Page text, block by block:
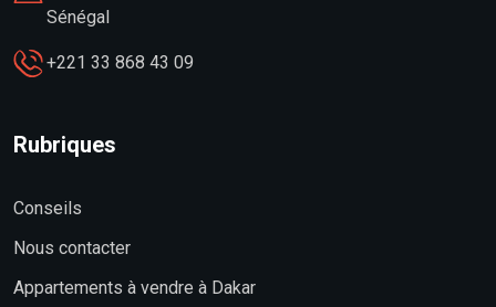
Sénégal
+221 33 868 43 09
Rubriques
Conseils
Nous contacter
Appartements à vendre à Dakar